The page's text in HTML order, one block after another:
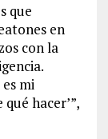
que
en
con la
mi
hacer’”,